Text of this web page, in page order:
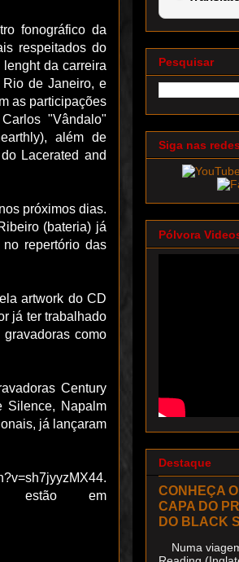
fonográfico da
respeitados do
da carreira
de Janeiro, e
as participações
"Vândalo"
além de
Lacerated and
próximos dias.
(bateria) já
repertório das
artwork do CD
já ter trabalhado
como
Century
Silence, Napalm
já lançaram
estão em
Pesquisar
Siga nas
Pólvora
Destaque
CONHEÇA
CAPA DO
DO BLACK
Numa